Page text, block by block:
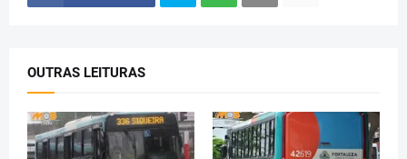
OUTRAS LEITURAS